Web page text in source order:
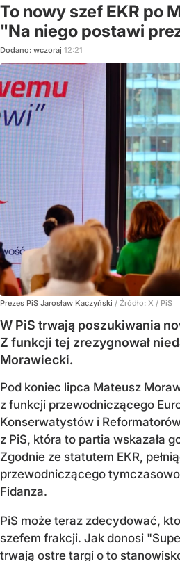
To nowy szef EKR po
"Na niego postawi
Dodano: wczoraj 12:21
Prezes PiS Jarosław Kaczyński / Źródło: X / PiS
W PiS trwają poszukiwania
Z funkcji tej zrezygnował
Morawiecki.
Pod koniec lipca Mateusz
z funkcji przewodniczącego
Konserwatystów i
z PiS, która to partia wskazała
Zgodnie ze statutem EKR,
przewodniczącego tymczasowo
Fidanza.
PiS może teraz zdecydować,
szefem frakcji. Jak donosi
trwają ostre targi o to